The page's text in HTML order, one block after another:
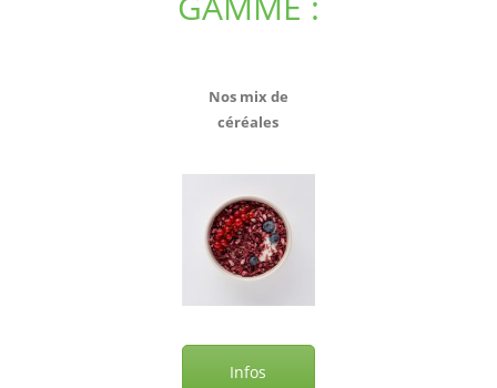
Nos mix de
céréales
Infos